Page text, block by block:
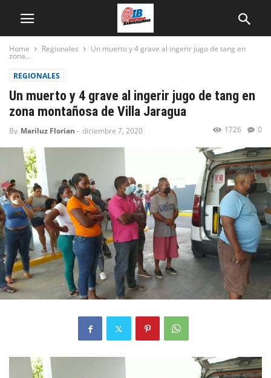
Home Regionales Un muerto y 4 grave al ingerir jugo de tang en
zona...
REGIONALES
Un muerto y 4 grave al ingerir jugo de tang en
zona montañosa de Villa Jaragua
By Mariluz Florian - diciembre 7, 2020 0
1726